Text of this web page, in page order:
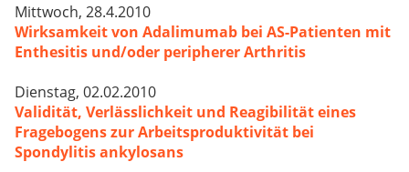
Mittwoch, 28.4.2010
Wirksamkeit von Adalimumab bei AS-Patienten mit
Enthesitis und/oder peripherer Arthritis
Dienstag, 02.02.2010
Validität, Verlässlichkeit und Reagibilität eines
Fragebogens zur Arbeitsproduktivität bei
Spondylitis ankylosans